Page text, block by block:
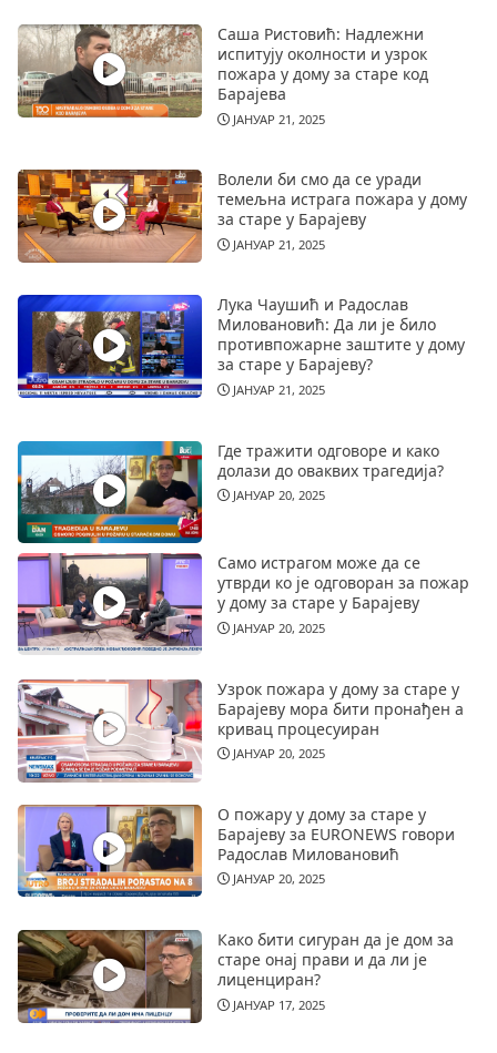
Саша Ристовић: Надлежни
испитују околности и узрок
пожара у дому за старе код
Барајева
ЈАНУАР 21, 2025
Волели би смо да се уради
темељна истрага пожара у дому
за старе у Барајеву
ЈАНУАР 21, 2025
Лука Чаушић и Радослав
Миловановић: Да ли је било
противпожарне заштите у дому
за старе у Барајеву?
ЈАНУАР 21, 2025
Где тражити одговоре и како
долази до оваквих трагедија?
ЈАНУАР 20, 2025
Само истрагом може да се
утврди ко је одговоран за пожар
у дому за старе у Барајеву
ЈАНУАР 20, 2025
Узрок пожара у дому за старе у
Барајеву мора бити пронађен а
кривац процесуиран
ЈАНУАР 20, 2025
О пожару у дому за старе у
Барајеву за EURONEWS говори
Радослав Миловановић
ЈАНУАР 20, 2025
Како бити сигуран да је дом за
старе онај прави и да ли је
лиценциран?
ЈАНУАР 17, 2025